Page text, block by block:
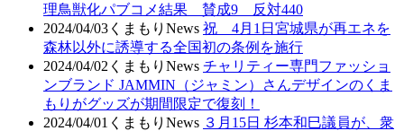
理鳥獣化パブコメ結果 賛成9 反対440
2024/04/03 くまもりNews 祝 4月1日宮城県が再エネを
森林以外に誘導する全国初の条例を施行
2024/04/02 くまもりNews チャリティー専門ファッショ
ンブランド JAMMIN（ジャミン）さんデザインのくま
もりがグッズが期間限定で復刻！
2024/04/01 くまもりNews ３月15日 杉本和巳議員が、衆